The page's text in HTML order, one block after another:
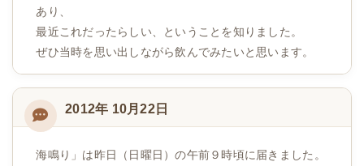
あり、
最近これだったらしい、ということを知りました。
ぜひ当時を思い出しながら飲んでみたいと思います。
2012年 10月22日
海鳴り」は昨日（日曜日）の午前９時頃に届きました。